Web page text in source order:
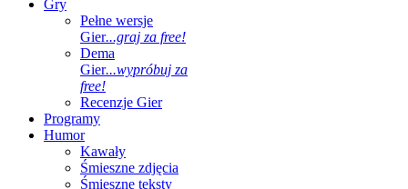
Gry
Pełne wersje
Gier...graj za free!
Dema
Gier...wypróbuj za
free!
Recenzje Gier
Programy
Humor
Kawały
Śmieszne zdjęcia
Śmieszne teksty